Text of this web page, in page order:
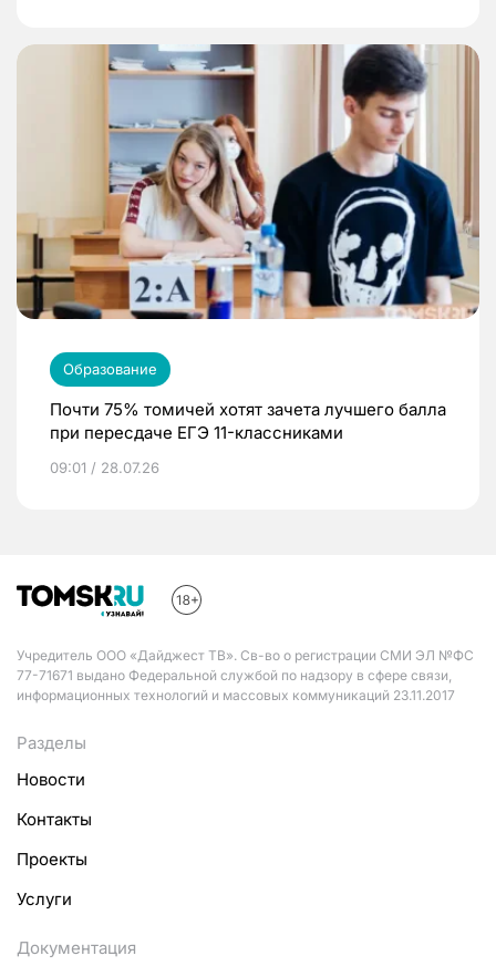
Образование
Почти 75% томичей хотят зачета лучшего балла
при пересдаче ЕГЭ 11-классниками
09:01 / 28.07.26
Учредитель ООО «Дайджест ТВ». Св-во о регистрации СМИ ЭЛ №ФС
77-71671 выдано Федеральной службой по надзору в сфере связи,
информационных технологий и массовых коммуникаций 23.11.2017
Разделы
Новости
Контакты
Проекты
Услуги
Документация